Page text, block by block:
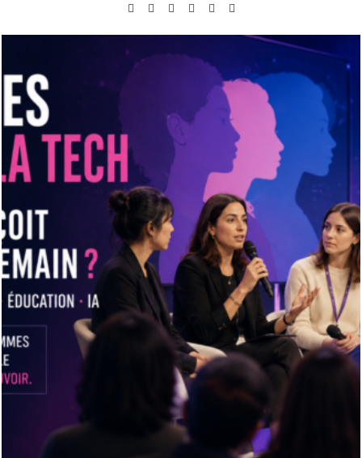
DANS LA TECH, LA PARITÉ N’EST PLUS UN SUJET D’IMAGE
MAIS DE...